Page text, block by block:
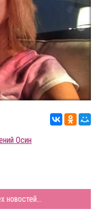
Осин